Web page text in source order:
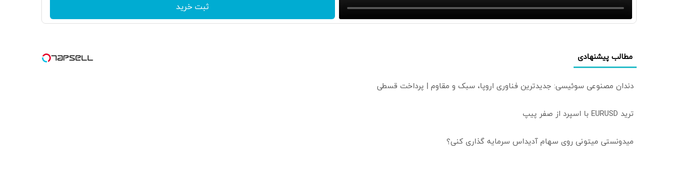
ثبت خرید
مطالب پیشنهادی
دندان مصنوعی سوئیسی: جدیدترین فناوری اروپا، سبک و مقاوم | پرداخت قسطی
ترید EURUSD با اسپرد از صفر پیپ
میدونستی میتونی روی سهام آدیداس سرمایه گذاری کنی؟